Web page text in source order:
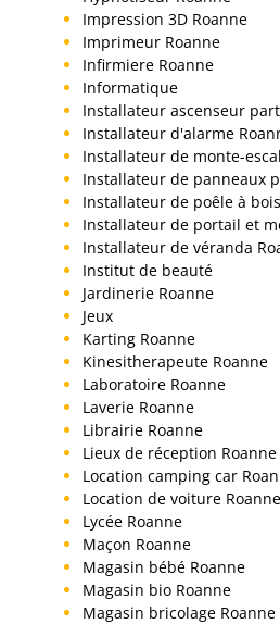
Impression 3D Roanne
Imprimeur Roanne
Infirmiere Roanne
Informatique
Installateur ascenseur
Installateur d'alarme
Installateur de monte-
Installateur de panneaux
Installateur de poêle à
Installateur de portail et
Installateur de véranda
Institut de beauté
Jardinerie Roanne
Jeux
Karting Roanne
Kinesitherapeute Roanne
Laboratoire Roanne
Laverie Roanne
Librairie Roanne
Lieux de réception Roanne
Location camping car
Location de voiture Roanne
Lycée Roanne
Maçon Roanne
Magasin bébé Roanne
Magasin bio Roanne
Magasin bricolage Roanne